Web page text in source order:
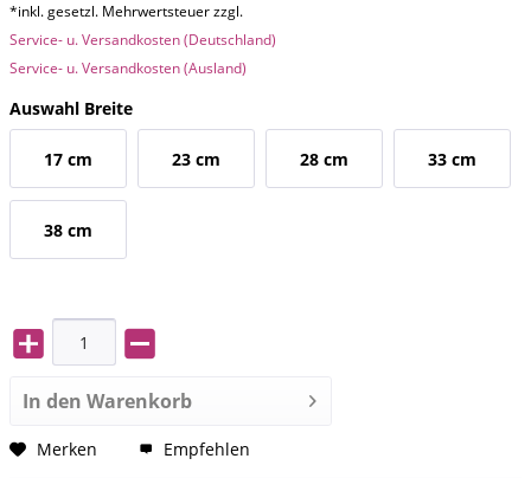
*inkl. gesetzl. Mehrwertsteuer zzgl.
Service- u. Versandkosten (Deutschland)
Service- u. Versandkosten (Ausland)
Auswahl Breite
17 cm 23 cm 28 cm 33 cm
38 cm
In den Warenkorb
Merken Empfehlen